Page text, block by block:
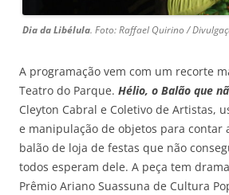
Dia da Libélula. Foto: Raffael Quirino /
A programação vem com um recorte
Teatro do Parque. Hélio, o Balão que
Cleyton Cabral e Coletivo de Artistas,
e manipulação de objetos para contar
balão de loja de festas que não
todos esperam dele. A peça tem
Prêmio Ariano Suassuna de Cultura